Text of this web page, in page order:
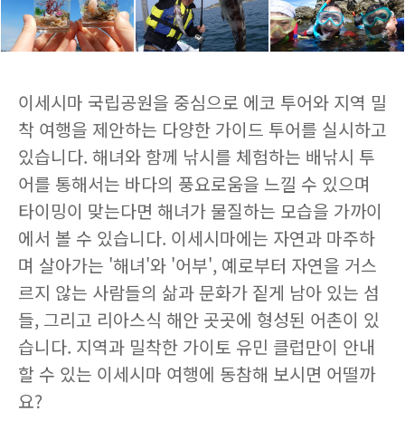
이세시마 국립공원을 중심으로 에코 투어와 지역 밀
착 여행을 제안하는 다양한 가이드 투어를 실시하고
있습니다. 해녀와 함께 낚시를 체험하는 배낚시 투
어를 통해서는 바다의 풍요로움을 느낄 수 있으며
타이밍이 맞는다면 해녀가 물질하는 모습을 가까이
에서 볼 수 있습니다. 이세시마에는 자연과 마주하
며 살아가는 '해녀'와 '어부', 예로부터 자연을 거스
르지 않는 사람들의 삶과 문화가 짙게 남아 있는 섬
들, 그리고 리아스식 해안 곳곳에 형성된 어촌이 있
습니다. 지역과 밀착한 가이토 유민 클럽만이 안내
할 수 있는 이세시마 여행에 동참해 보시면 어떨까
요?